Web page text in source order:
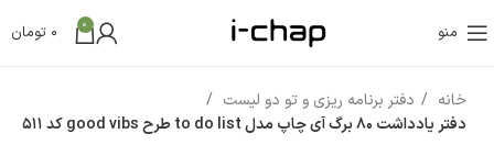
منو 0
0 تومان
خانه
دفتر برنامه ریزی و تو دو لیست
دفتر یادداشت 80 برگ آی چاپ مدل to do list طرح good vibs کد 511